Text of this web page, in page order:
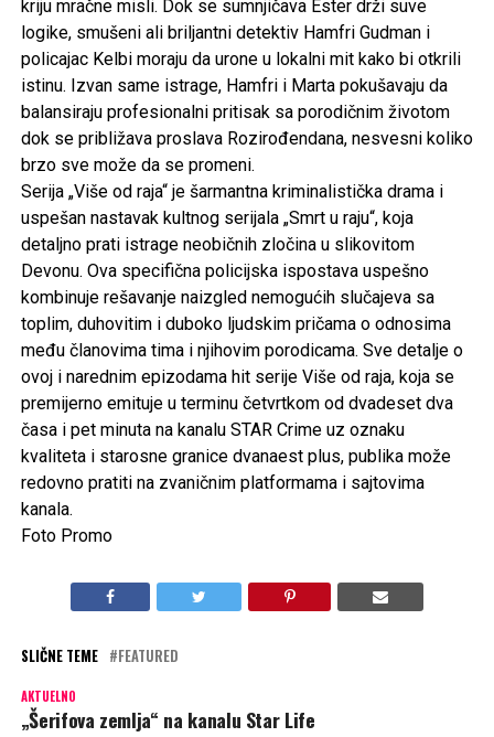
kriju mračne misli. Dok se sumnjičava Ester drži suve
logike, smušeni ali briljantni detektiv Hamfri Gudman i
policajac Kelbi moraju da urone u lokalni mit kako bi otkrili
istinu. Izvan same istrage, Hamfri i Marta pokušavaju da
balansiraju profesionalni pritisak sa porodičnim životom
dok se približava proslava Rozirođendana, nesvesni koliko
brzo sve može da se promeni.
Serija „Više od raja“ je šarmantna kriminalistička drama i
uspešan nastavak kultnog serijala „Smrt u raju“, koja
detaljno prati istrage neobičnih zločina u slikovitom
Devonu. Ova specifična policijska ispostava uspešno
kombinuje rešavanje naizgled nemogućih slučajeva sa
toplim, duhovitim i duboko ljudskim pričama o odnosima
među članovima tima i njihovim porodicama. Sve detalje o
ovoj i narednim epizodama hit serije Više od raja, koja se
premijerno emituje u terminu četvrtkom od dvadeset dva
časa i pet minuta na kanalu STAR Crime uz oznaku
kvaliteta i starosne granice dvanaest plus, publika može
redovno pratiti na zvaničnim platformama i sajtovima
kanala.
Foto Promo
SLIČNE TEME FEATURED
AKTUELNO
„Šerifova zemlja“ na kanalu Star Life